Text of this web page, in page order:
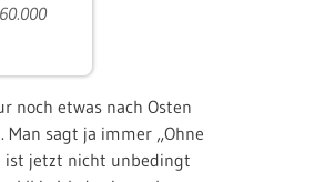
noch etwas nach Osten
sagt ja immer „Ohne
ist jetzt nicht unbedingt